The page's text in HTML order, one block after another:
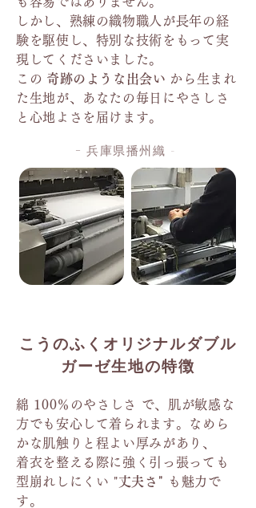
しかし、熟練の織物職人が長年の経
験を駆使し、特別な技術をもって実
現してくださいました。
この 奇跡のような出会い から生まれ
た生地が、あなたの毎日にやさしさ
と心地よさを届けます。
− 兵庫県播州織 -
こうのふくオリジナルダブル
ガーゼ生地の特徴
綿 100％のやさしさ で、肌が敏感な
方でも安心して着られます。なめら
かな肌触りと程よい厚みがあり、
着衣を整える際に強く引っ張っても
型崩れしにくい "丈夫さ"
も魅力で
す。